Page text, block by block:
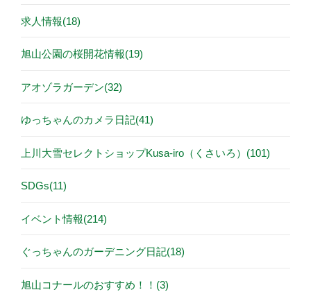
求人情報(18)
旭山公園の桜開花情報(19)
アオゾラガーデン(32)
ゆっちゃんのカメラ日記(41)
上川大雪セレクトショップKusa-iro（くさいろ）(101)
SDGs(11)
イベント情報(214)
ぐっちゃんのガーデニング日記(18)
旭山コナールのおすすめ！！(3)